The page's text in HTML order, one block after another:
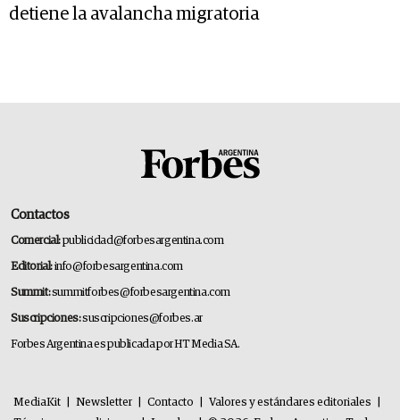
detiene la avalancha migratoria
Contactos
Comercial:publicidad@forbesargentina.com
Editorial:info@forbesargentina.com
Summit:summitforbes@forbesargentina.com
Suscripciones:suscripciones@forbes.ar
Forbes Argentina es publicada por HT Media SA.
MediaKit Newsletter Contacto Valores y estándares editoriales